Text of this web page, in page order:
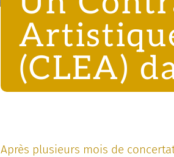
(CLEA)
Après plusieurs mois de